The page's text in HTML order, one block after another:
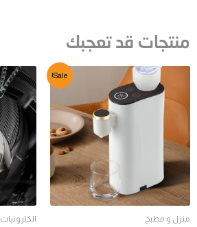
منتجات قد تعجبك
Sale!
منزل و مطبخ الكترونيات